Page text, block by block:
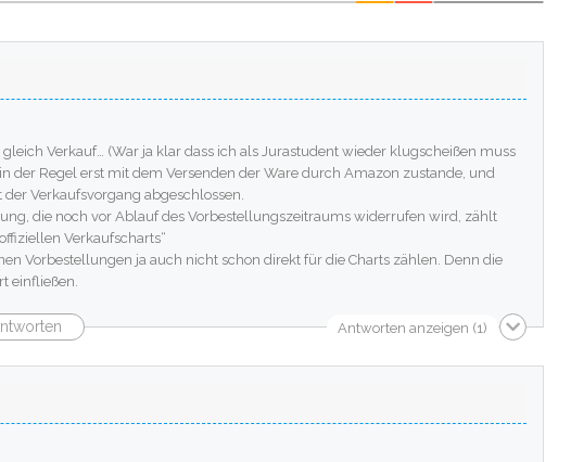
Verkauf… (War ja klar dass ich als Jurastudent wieder klugscheißen muss
der Regel erst mit dem Versenden der Ware durch Amazon zustande, und
Verkaufsvorgang abgeschlossen.
die noch vor Ablauf des Vorbestellungszeitraums widerrufen wird, zählt
Verkaufscharts“
Vorbestellungen ja auch nicht schon direkt für die Charts zählen. Denn die
einfließen.
Antworten anzeigen (1)